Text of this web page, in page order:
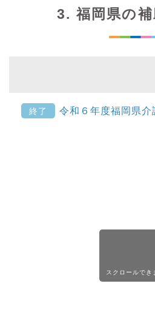
3. 福岡県の
終了 令和６年度福岡県
スクロールでき